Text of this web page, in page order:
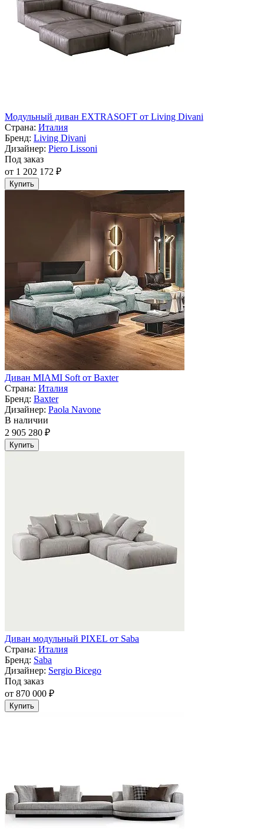
Модульный диван EXTRASOFT от Living Divani
Страна: Италия
Бренд: Living Divani
Дизайнер: Piero Lissoni
Под заказ
от 1 202 172 ₽
Купить
Диван MIAMI Soft от Baxter
Страна: Италия
Бренд: Baxter
Дизайнер: Paola Navone
В наличии
2 905 280 ₽
Купить
Диван модульный PIXEL от Saba
Страна: Италия
Бренд: Saba
Дизайнер: Sergio Bicego
Под заказ
от 870 000 ₽
Купить